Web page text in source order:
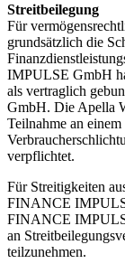
Streitbeilegung
Für
grundsätzlich die
IMPULSE GmbH
als vertraglich
GmbH. Die Apella
Teilnahme an
verpflichtet.
Für Streitigkeiten
FINANCE
FINANCE
an
teilzunehmen.